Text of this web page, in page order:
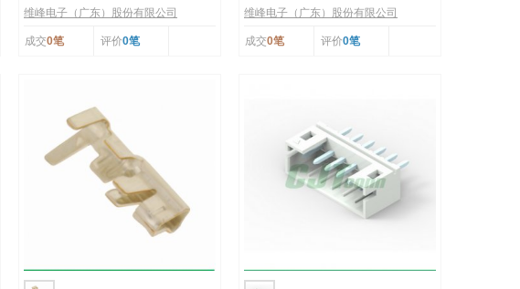
维峰电子（广东）股份有限公司
成交0笔 评价0笔
维峰电子（广东）股份有限公司
成交0笔 评价0笔